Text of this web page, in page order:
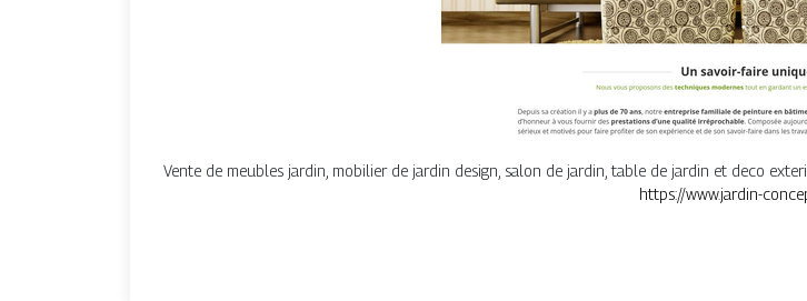
Vente de meubles jardin, mobilier de jardin design, salon de jardin, table de jardin et deco
https://www.jardin-